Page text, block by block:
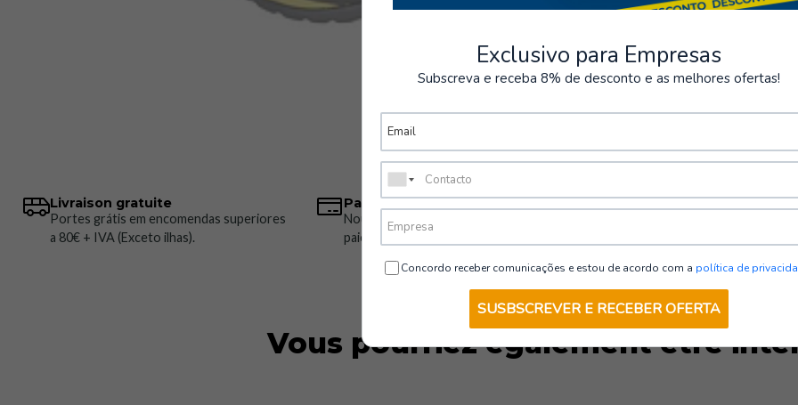
Livraison gratuite
Portes grátis em encomendas superiores
a 80€ + IVA (Exceto ilhas).
Paiements sécurisés
Nous proposons plusieurs méthodes de
paiement sécurisées.
Stockage
Possibilité de récupérer la
Vous pourriez également être
Exclusivo para Empresas
Subscreva e receba 8% de desconto e as melhores ofertas!
Concordo receber comunicações e estou de acordo com a política de
SUSBSCREVER E RECEBER OFERTA